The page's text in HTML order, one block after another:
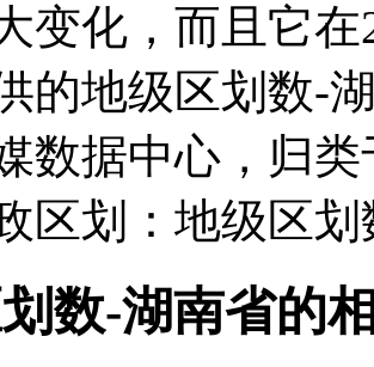
变化，而且它
的地级区划数-
数据中心，归
区划：地级区
数-湖南省的